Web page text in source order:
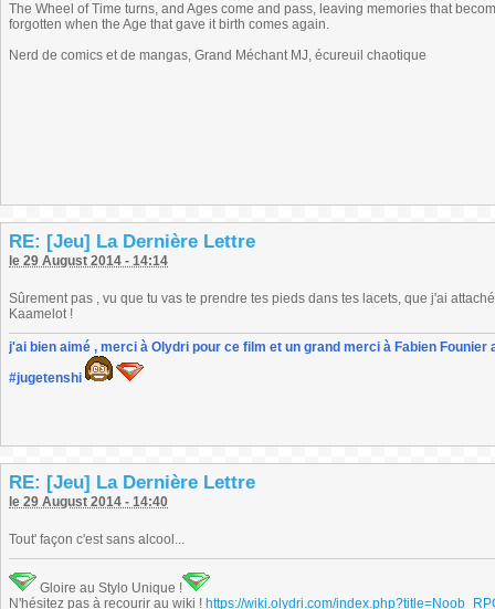
The Wheel of Time turns, and Ages come and pass, leaving memories that
forgotten when the Age that gave it birth comes again.
Nerd de comics et de mangas, Grand Méchant MJ, écureuil chaotique
RE: [Jeu] La Dernière Lettre
le 29 August 2014 - 14:14
Sûrement pas , vu que tu vas te prendre tes pieds dans tes lacets, que j'ai
Kaamelot !
j'ai bien aimé , merci à Olydri pour ce film et un grand merci à Fabien
#jugetenshi
RE: [Jeu] La Dernière Lettre
le 29 August 2014 - 14:40
Tout' façon c'est sans alcool...
Gloire au Stylo Unique !
N'hésitez pas à recourir au wiki ! https://wiki.olydri.com/